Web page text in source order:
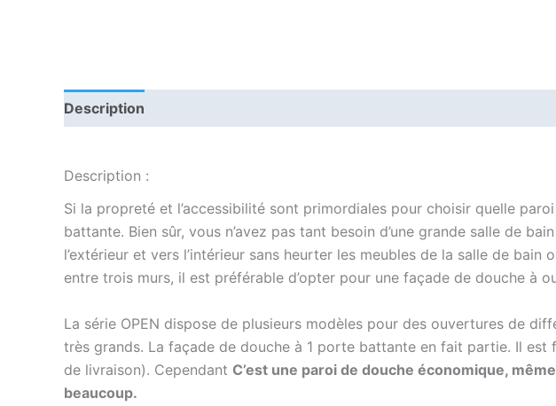
Description
Description :
Si la propreté et l’accessibilité sont primordiales pour choisir quelle
battante. Bien sûr, vous n’avez pas tant besoin d’une grande salle de
l’extérieur et vers l’intérieur sans heurter les meubles de la salle de
entre trois murs, il est préférable d’opter pour une façade de douche à
La série OPEN dispose de plusieurs modèles pour des ouvertures de
très grands. La façade de douche à 1 porte battante en fait partie. Il
de livraison). Cependant C’est une paroi de douche économique,
beaucoup.